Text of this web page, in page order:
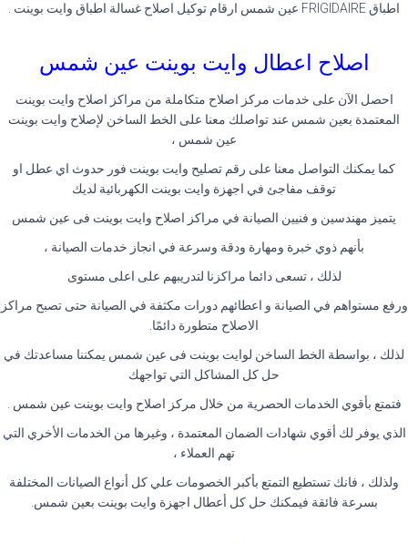
اطباق FRIGIDAIRE عين شمس ارقام توكيل اصلاح غسالة اطباق وايت بوينت .
اصلاح اعطال وايت بوينت عين شمس
احصل الآن على خدمات مركز اصلاح متكاملة من مراكز اصلاح وايت بوينت
المعتمدة بعين شمس عند تواصلك معنا على الخط الساخن لإصلاح وايت بوينت
عين شمس ،
كما يمكنك التواصل معنا على رقم تصليح وايت بوينت فور حدوث اي عطل او
توقف مفاجئ في اجهزة وايت بوينت الكهربائية لديك
يتميز مهندسين و فنيين الصيانة في مراكز اصلاح وايت بوينت فى عين شمس
بأنهم ذوي خبرة ومهارة ودقة وسرعة في انجاز خدمات الصيانة ،
لذلك ، تسعى دائما مراكزنا لتدريبهم على اعلى مستوى
ورفع مستواهم في الصيانة و اعطائهم دورات مكثفة في الصيانة حتى تصبح مراكز
الاصلاح متطورة دائمًا.
لذلك ، بواسطة الخط الساخن لوايت بوينت فى عين شمس يمكننا مساعدتك في
حل كل المشاكل التي تواجهك
فتمتع بأقوي الخدمات الحصرية من خلال مركز اصلاح وايت بوينت عين شمس .
الذي يوفر لك أقوي شهادات الضمان المعتمدة ، وغيرها من الخدمات الأخري التي
تهم العملاء ،
ولذلك ، فانك تستطيع التمتع بأكبر الخصومات علي كل أنواع الصيانات المختلفة
بسرعة فائقة فيمكنك حل كل أعطال اجهزة وايت بوينت بعين شمس.